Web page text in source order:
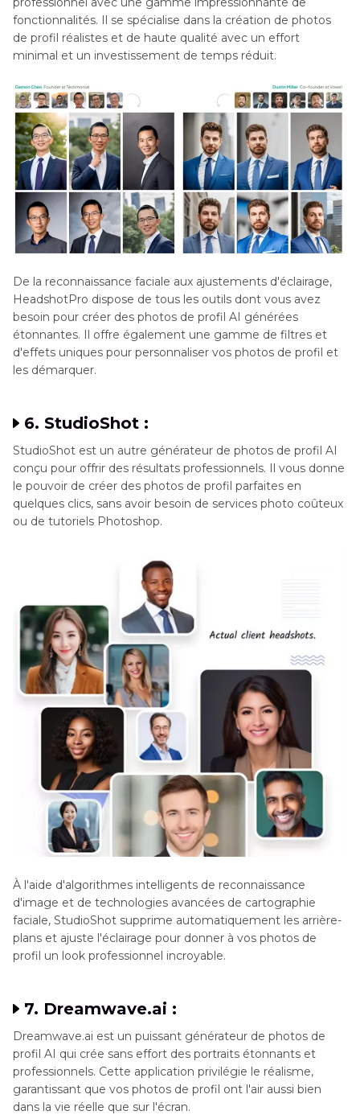
fonctionnalités. Il se spécialise dans la création de photos
de profil réalistes et de haute qualité avec un effort
minimal et un investissement de temps réduit.
De la reconnaissance faciale aux ajustements d'éclairage,
HeadshotPro dispose de tous les outils dont vous avez
besoin pour créer des photos de profil AI générées
étonnantes. Il offre également une gamme de filtres et
d'effets uniques pour personnaliser vos photos de profil et
les démarquer.
6. StudioShot :
StudioShot est un autre générateur de photos de profil AI
conçu pour offrir des résultats professionnels. Il vous donne
le pouvoir de créer des photos de profil parfaites en
quelques clics, sans avoir besoin de services photo coûteux
ou de tutoriels Photoshop.
À l'aide d'algorithmes intelligents de reconnaissance
d'image et de technologies avancées de cartographie
faciale, StudioShot supprime automatiquement les arrière-
plans et ajuste l'éclairage pour donner à vos photos de
profil un look professionnel incroyable.
7. Dreamwave.ai :
Dreamwave.ai est un puissant générateur de photos de
profil AI qui crée sans effort des portraits étonnants et
professionnels. Cette application privilégie le réalisme,
garantissant que vos photos de profil ont l'air aussi bien
dans la vie réelle que sur l'écran.